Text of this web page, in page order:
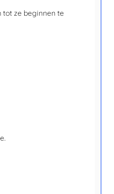
tot ze beginnen te